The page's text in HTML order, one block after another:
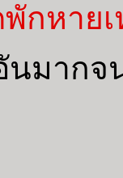
กหาย
มากจ